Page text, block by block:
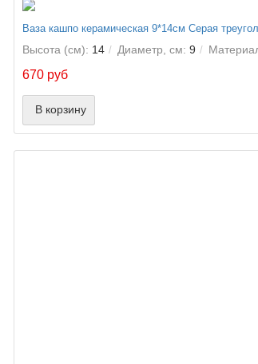
Ваза кашпо керамическая 9*14см Серая
Высота (см): 14 Диаметр, см: 9
670 руб
В корзину